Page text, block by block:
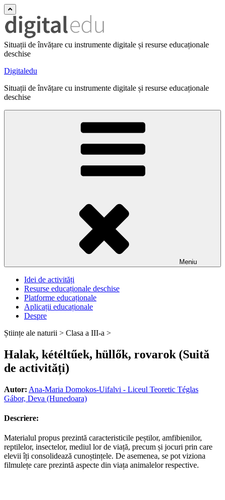
Situații de învățare cu instrumente digitale și resurse educaționale
deschise
Digitaledu
Situații de învățare cu instrumente digitale și resurse educaționale
deschise
Meniu
Idei de activități
Resurse educaționale deschise
Platforme educaționale
Aplicații educaționale
Despre
Științe ale naturii > Clasa a III-a >
Halak, kétéltűek, hüllők, rovarok (Suită
de activități)
Autor: Ana-Maria Domokos-Uifalvi - Liceul Teoretic Téglas
Gábor, Deva (Hunedoara)
Descriere:
Materialul propus prezintă caracteristicile peștilor, amfibienilor,
reptilelor, insectelor, mediul lor de viață, precum și jocuri prin care
elevii îți consolidează cunoștințele. De asemenea, se pot viziona
filmulețe care prezintă aspecte din viața animalelor respective.